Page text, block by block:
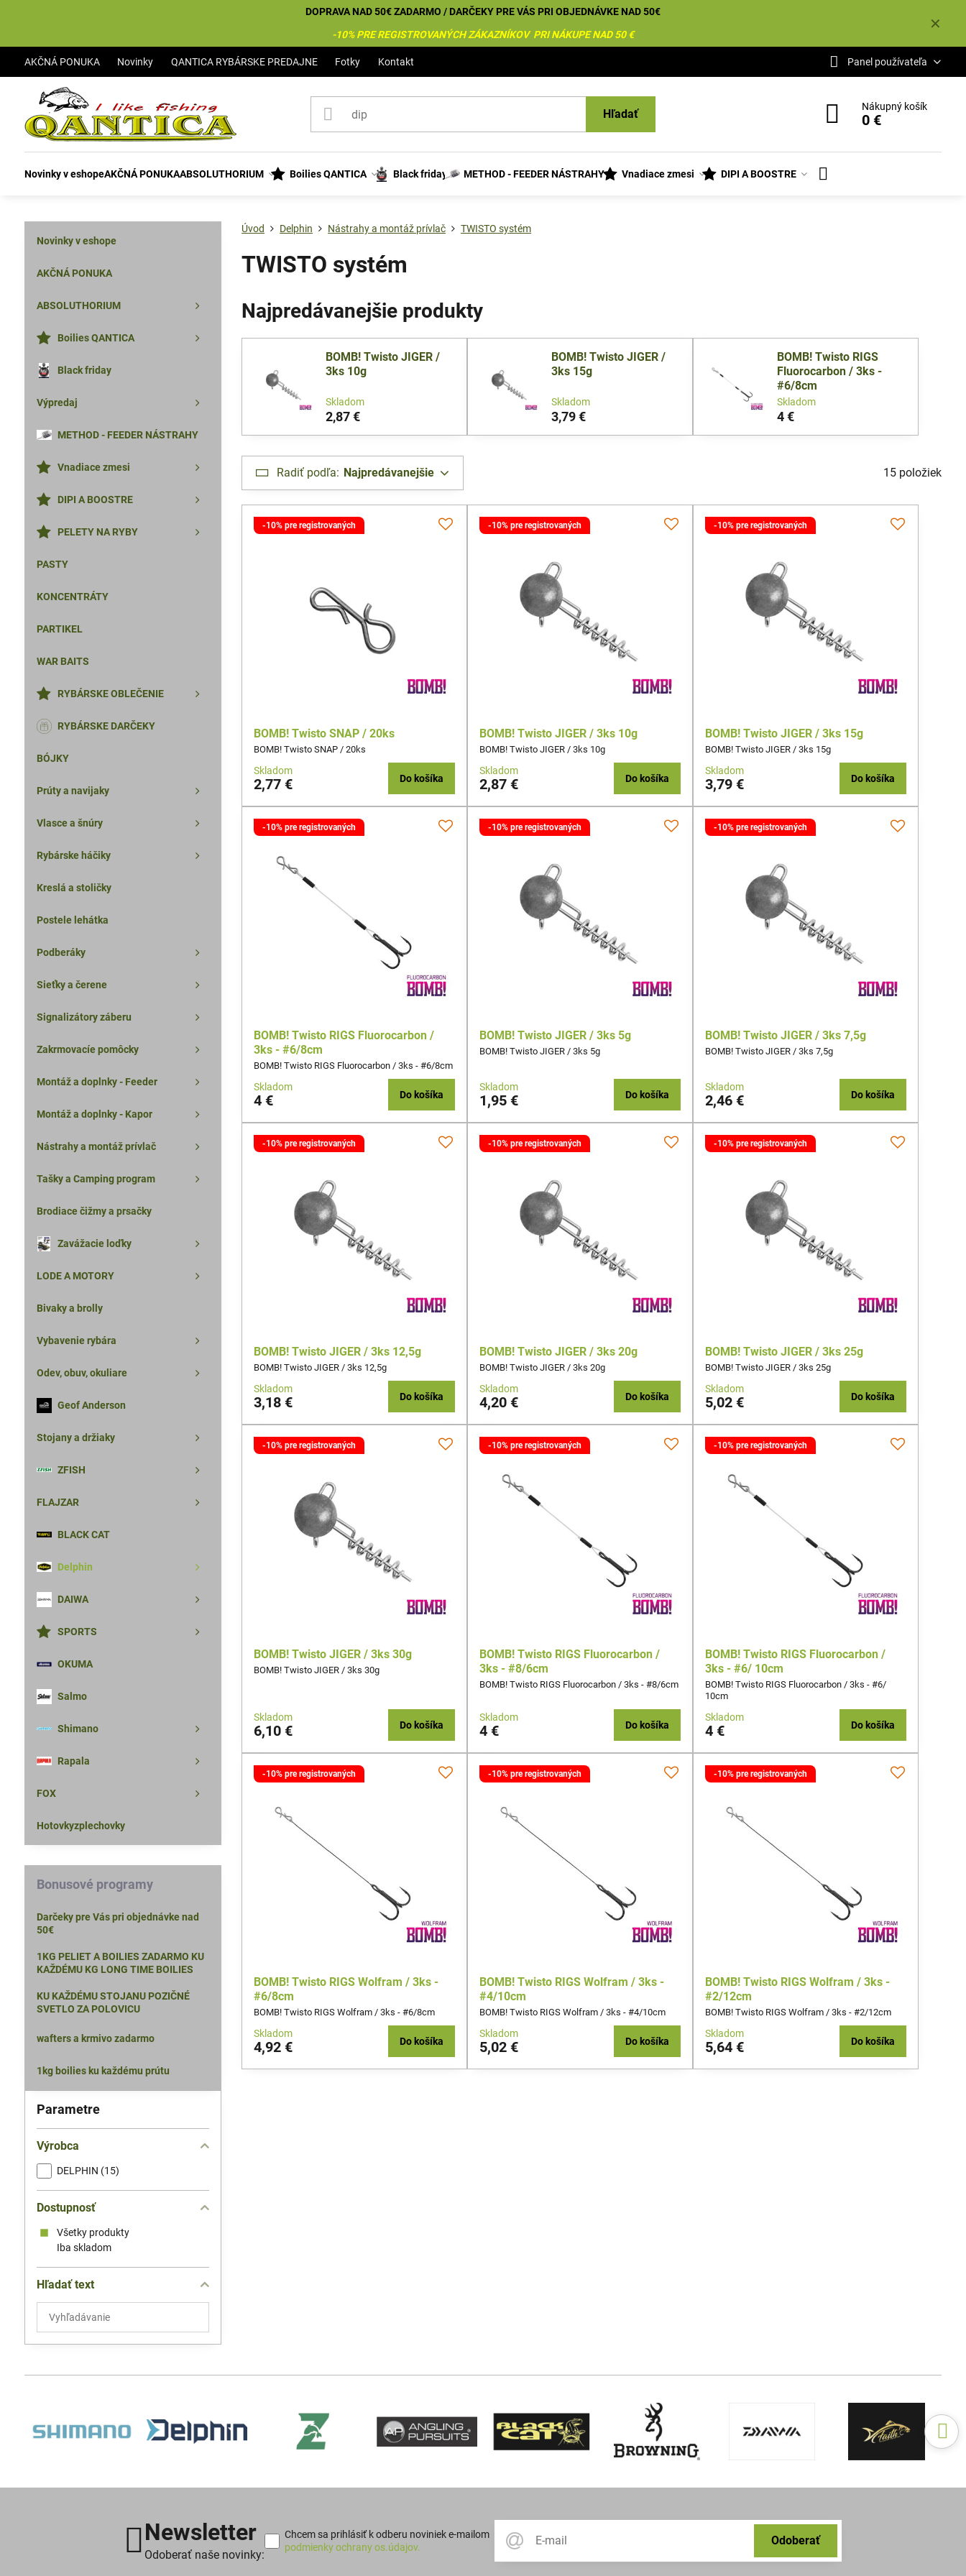
✕
DOPRAVA NAD 50€ ZADARMO / DARČEKY PRE VÁS PRI OBJEDNÁVKE NAD 50€
-10% PRE REGISTROVANÝCH ZÁKAZNÍKOV PRI NÁKUPE NAD 50 €
AKČNÁ PONUKA Novinky QANTICA RYBÁRSKE PREDAJNE Fotky Kontakt Panel používateľa
Hľadať
Nákupný košík
0 €
Novinky v eshopeAKČNÁ PONUKAABSOLUTHORIUM Boilies QANTICA Black friday METHOD - FEEDER NÁSTRAHY Vnadiace zmesi DIPI A BOOSTRE
Úvod Delphin Nástrahy a montáž prívlač TWISTO systém
TWISTO systém
Najpredávanejšie produkty
BOMB! Twisto JIGER /
3ks 10g
Skladom
2,87 €
BOMB! Twisto JIGER /
3ks 15g
Skladom
3,79 €
BOMB! Twisto RIGS
Fluorocarbon / 3ks -
#6/8cm
Skladom
4 €
Radiť podľa: Najpredávanejšie 15 položiek
-10% pre registrovaných
BOMB! Twisto SNAP / 20ks
BOMB! Twisto SNAP / 20ks
Skladom
2,77 € Do košíka
-10% pre registrovaných
BOMB! Twisto JIGER / 3ks 10g
BOMB! Twisto JIGER / 3ks 10g
Skladom
2,87 € Do košíka
-10% pre registrovaných
BOMB! Twisto JIGER / 3ks 15g
BOMB! Twisto JIGER / 3ks 15g
Skladom
3,79 € Do košíka
-10% pre registrovaných
BOMB! Twisto RIGS Fluorocarbon /
3ks - #6/8cm
BOMB! Twisto RIGS Fluorocarbon / 3ks - #6/8cm
Skladom
4 € Do košíka
-10% pre registrovaných
BOMB! Twisto JIGER / 3ks 5g
BOMB! Twisto JIGER / 3ks 5g
Skladom
1,95 € Do košíka
-10% pre registrovaných
BOMB! Twisto JIGER / 3ks 7,5g
BOMB! Twisto JIGER / 3ks 7,5g
Skladom
2,46 € Do košíka
-10% pre registrovaných
BOMB! Twisto JIGER / 3ks 12,5g
BOMB! Twisto JIGER / 3ks 12,5g
Skladom
3,18 € Do košíka
-10% pre registrovaných
BOMB! Twisto JIGER / 3ks 20g
BOMB! Twisto JIGER / 3ks 20g
Skladom
4,20 € Do košíka
-10% pre registrovaných
BOMB! Twisto JIGER / 3ks 25g
BOMB! Twisto JIGER / 3ks 25g
Skladom
5,02 € Do košíka
-10% pre registrovaných
BOMB! Twisto JIGER / 3ks 30g
BOMB! Twisto JIGER / 3ks 30g
Skladom
6,10 € Do košíka
-10% pre registrovaných
BOMB! Twisto RIGS Fluorocarbon /
3ks - #8/6cm
BOMB! Twisto RIGS Fluorocarbon / 3ks - #8/6cm
Skladom
4 € Do košíka
-10% pre registrovaných
BOMB! Twisto RIGS Fluorocarbon /
3ks - #6/ 10cm
BOMB! Twisto RIGS Fluorocarbon / 3ks - #6/
10cm
Skladom
4 € Do košíka
-10% pre registrovaných
BOMB! Twisto RIGS Wolfram / 3ks -
#6/8cm
BOMB! Twisto RIGS Wolfram / 3ks - #6/8cm
Skladom
4,92 € Do košíka
-10% pre registrovaných
BOMB! Twisto RIGS Wolfram / 3ks -
#4/10cm
BOMB! Twisto RIGS Wolfram / 3ks - #4/10cm
Skladom
5,02 € Do košíka
-10% pre registrovaných
BOMB! Twisto RIGS Wolfram / 3ks -
#2/12cm
BOMB! Twisto RIGS Wolfram / 3ks - #2/12cm
Skladom
5,64 € Do košíka
Parametre
Výrobca
DELPHIN (15)
Dostupnosť
Všetky produkty
Iba skladom
Hľadať text
Prehľadať
výsledky
filtra
Novinky v eshope
AKČNÁ PONUKA
ABSOLUTHORIUM
Boilies QANTICA
Black friday
Výpredaj
METHOD - FEEDER NÁSTRAHY
Vnadiace zmesi
DIPI A BOOSTRE
PELETY NA RYBY
PASTY
KONCENTRÁTY
PARTIKEL
WAR BAITS
RYBÁRSKE OBLEČENIE
RYBÁRSKE DARČEKY
BÓJKY
Prúty a navijaky
Vlasce a šnúry
Rybárske háčiky
Kreslá a stoličky
Postele lehátka
Podberáky
Sieťky a čerene
Signalizátory záberu
Zakrmovacíe pomôcky
Montáž a doplnky - Feeder
Montáž a doplnky - Kapor
Nástrahy a montáž prívlač
Tašky a Camping program
Brodiace čižmy a prsačky
Zavážacie loďky
LODE A MOTORY
Bivaky a brolly
Vybavenie rybára
Odev, obuv, okuliare
Geof Anderson
Stojany a držiaky
ZFISH
FLAJZAR
BLACK CAT
Delphin
DAIWA
SPORTS
OKUMA
Salmo
Shimano
Rapala
FOX
Hotovkyzplechovky
Bonusové programy
Darčeky pre Vás pri objednávke nad
50€
1KG PELIET A BOILIES ZADARMO KU
KAŽDÉMU KG LONG TIME BOILIES
KU KAŽDÉMU STOJANU POZIČNÉ
SVETLO ZA POLOVICU
wafters a krmivo zadarmo
1kg boilies ku každému prútu
Newsletter
Odoberať naše novinky:
Odoberať
Chcem sa prihlásiť k odberu noviniek e-mailom
podmienky ochrany os.údajov.